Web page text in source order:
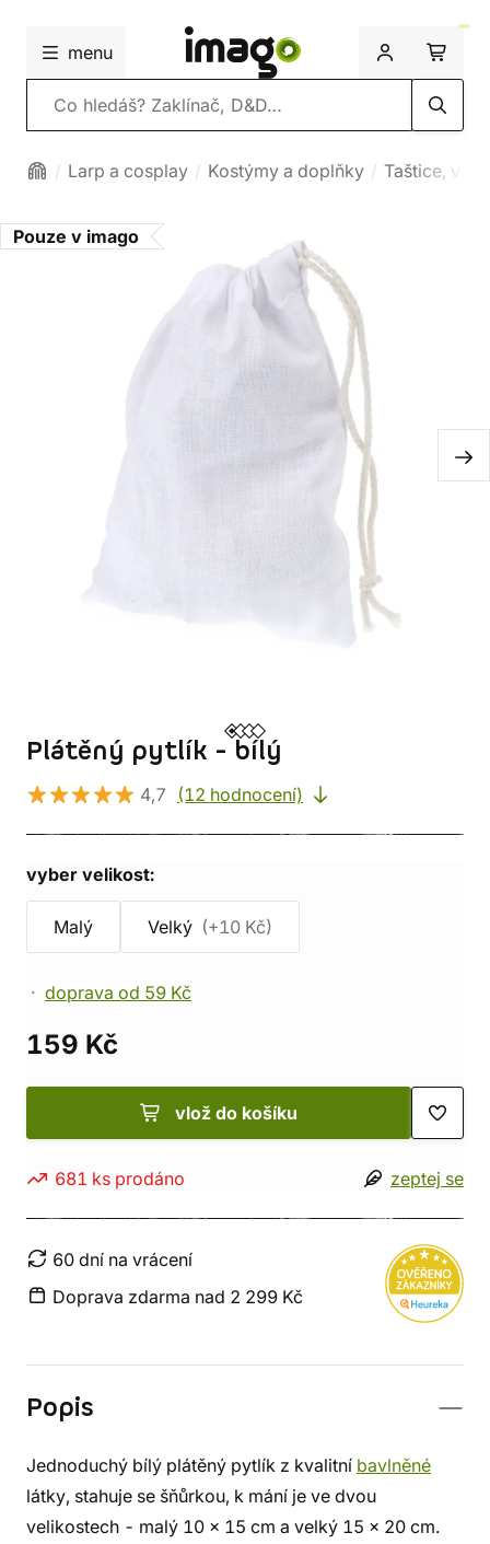
menu
Vyhledávání
Larp a cosplay Kostýmy a doplňky Taštice,
Pouze v imago
Plátěný pytlík - bílý
4,7 (12 hodnocení)
vyber velikost:
Malý Velký (+10 Kč)
doprava od 59 Kč
159 Kč
vlož do košíku
681 ks prodáno zeptej se
60 dní na vrácení
Doprava zdarma nad 2 299 Kč
Popis
Jednoduchý bílý plátěný pytlík z kvalitní bavlněné
látky, stahuje se šňůrkou, k mání je ve dvou
velikostech - malý 10 x 15 cm a velký 15 x 20 cm.